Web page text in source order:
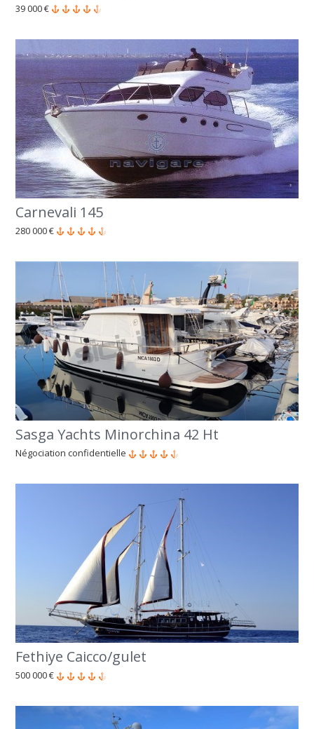
39 000 €
Carnevali 145
280 000 €
Sasga Yachts Minorchina 42 Ht
Négociation confidentielle
Fethiye Caicco/gulet
500 000 €